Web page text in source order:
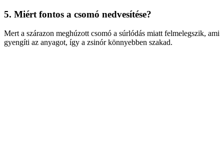
5. Miért fontos a csomó nedvesítése?
Mert a szárazon meghúzott csomó a súrlódás miatt felmelegszik, ami
gyengíti az anyagot, így a zsinór könnyebben szakad.